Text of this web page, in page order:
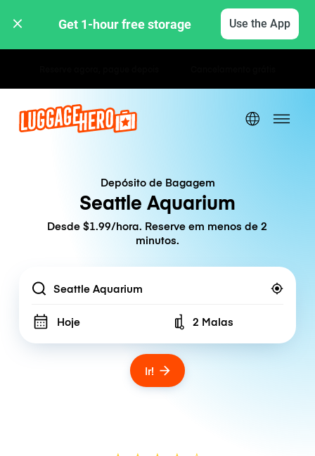
Get 1-hour free storage Use the App
Depósito de Bagagem
Seattle Aquarium
Desde $1.99/hora. Reserve em menos de 2
minutos.
Location
Hoje Number of bags
2 Malas
Ir!